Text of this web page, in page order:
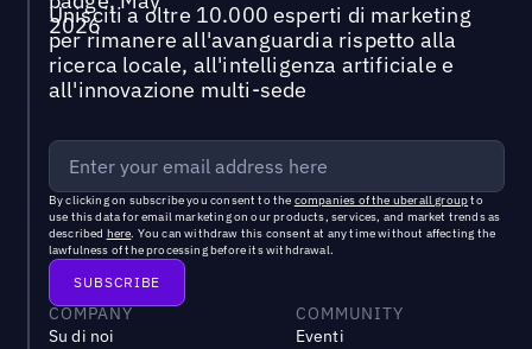
Unisciti a oltre 10.000 esperti di marketing
per rimanere all'avanguardia rispetto alla
ricerca locale, all'intelligenza artificiale e
all'innovazione multi-sede
By clicking on subscribe you consent to the companies of the uberall groupto
use this data for email marketing on our products, services, and market trends as
described here. You can withdraw this consent at any time without affecting the
lawfulness of the processing before its withdrawal.
COMPANY
Su di noi
COMMUNITY
Eventi